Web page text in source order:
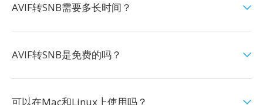
AVIF转SNB需要多长时间？
AVIF转SNB是免费的吗？
可以在Mac和Linux上使用吗？